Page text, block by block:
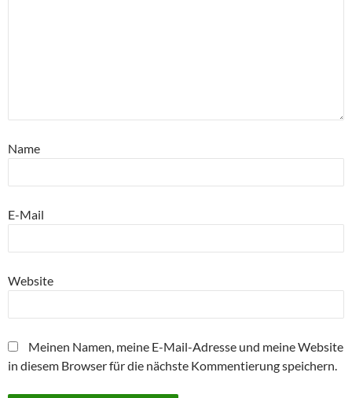
Name
E-Mail
Website
Meinen Namen, meine E-Mail-Adresse und meine Website
in diesem Browser für die nächste Kommentierung speichern.